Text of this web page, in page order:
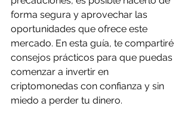
forma segura y aprovechar las
oportunidades que ofrece este
mercado. En esta guía, te compartiré
consejos prácticos para que puedas
comenzar a invertir en
criptomonedas con confianza y sin
miedo a perder tu dinero.